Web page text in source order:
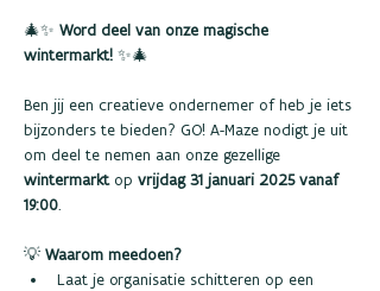
🎄✨ Word deel van onze magische
wintermarkt! ✨🎄
Ben jij een creatieve ondernemer of heb je iets
bijzonders te bieden? GO! A-Maze nodigt je uit
om deel te nemen aan onze gezellige
wintermarkt op vrijdag 31 januari 2025 vanaf
19:00.
💡 Waarom meedoen?
Laat je organisatie schitteren op een